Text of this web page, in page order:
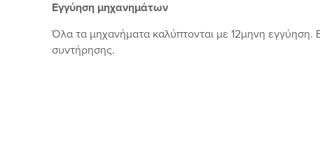
Εγγύηση μηχανημάτων
Όλα τα μηχανήματα καλύπτονται με 12μηνη
συντήρησης.